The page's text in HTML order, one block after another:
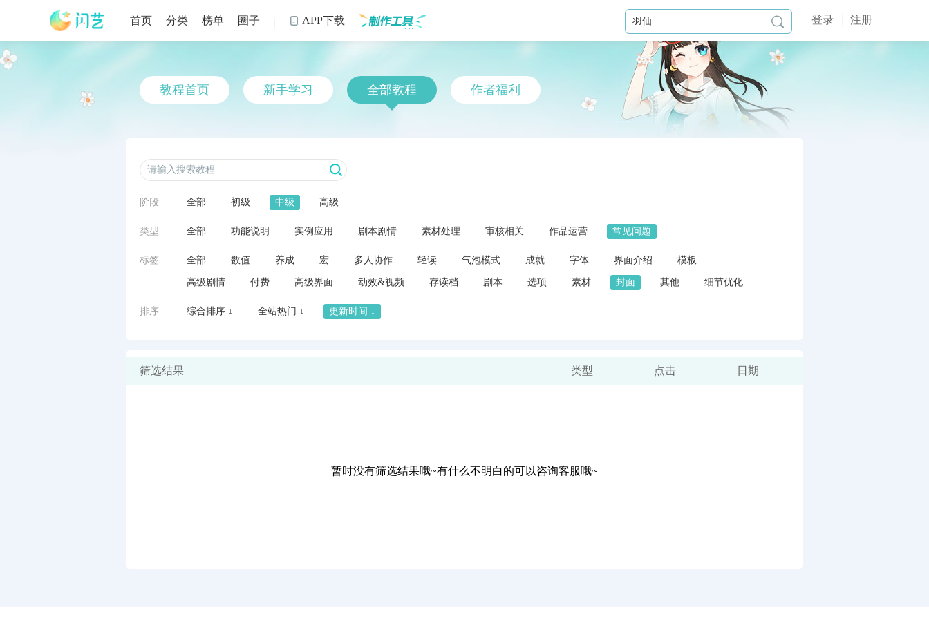
首页 分类 榜单 圈子  APP下载 登录 注册

教程首页 新手学习 全部教程 作者福利
阶段 全部 初级 中级 高级
类型 全部 功能说明 实例应用 剧本剧情 素材处理 审核相关 作品运营 常见问题
标签 全部 数值 养成 宏 多人协作 轻读 气泡模式 成就 字体 界面介绍 模板
高级剧情 付费 高级界面 动效&视频 存读档 剧本 选项 素材 封面 其他 细节优化
排序 综合排序 ↓ 全站热门 ↓ 更新时间 ↓
筛选结果 类型 点击 日期
暂时没有筛选结果哦~有什么不明白的可以咨询客服哦~